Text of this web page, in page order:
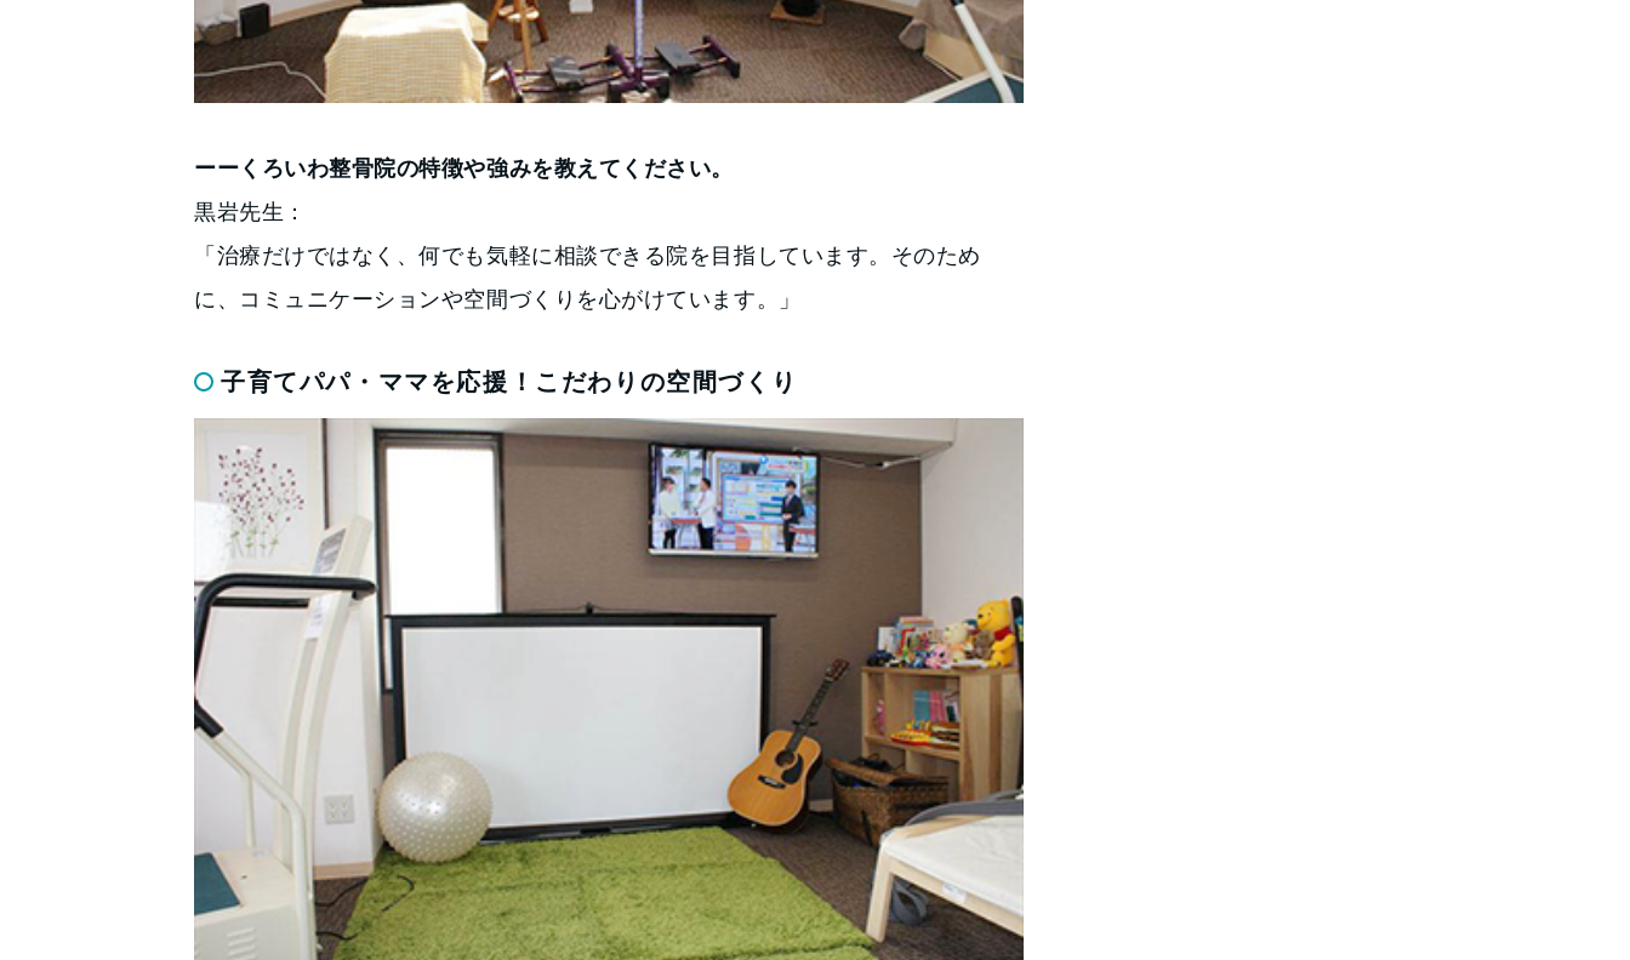
ーーくろいわ整骨院の特徴や強みを教えてください。
黒岩先生：
「治療だけではなく、何でも気軽に相談できる院を目指しています。そのため
に、コミュニケーションや空間づくりを心がけています。」
子育てパパ・ママを応援！こだわりの空間づくり